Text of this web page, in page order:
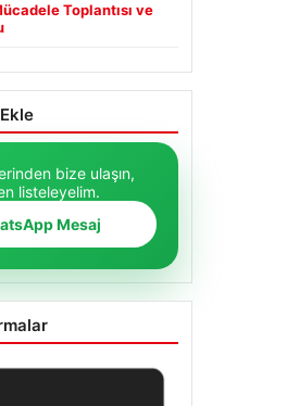
Toplantısı ve
bize ulaşın,
listeleyelim.
Mesaj